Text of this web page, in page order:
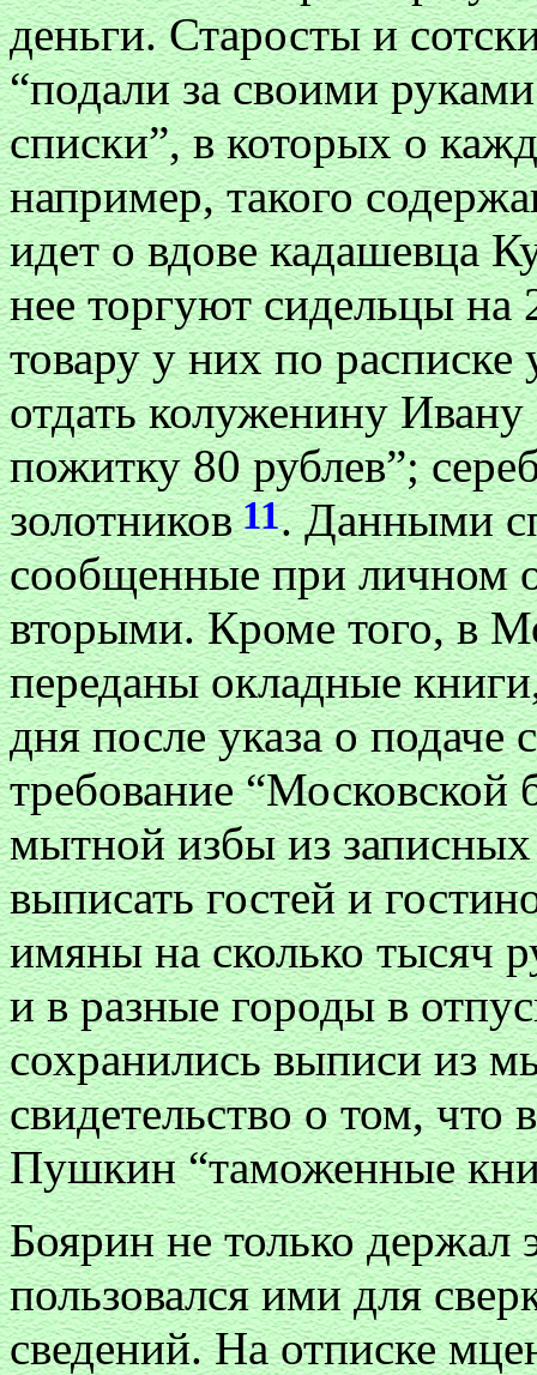
деньги. Старосты и
“подали за своими
списки”, в которых о
например, такого
идет о вдове кадашевца
нее торгуют сидельцы на
товару у них по
отдать колуженину
пожитку 80 рублев”;
золотников11. Данными
сообщенные при личном
вторыми. Кроме того, в
переданы окладные
дня после указа о подаче
требование
мытной избы из
выписать гостей и
имяны на сколько тысяч
и в разные городы в
сохранились выписи из
свидетельство о том,
Пушкин “таможенные
Боярин не только держал
пользовался ими для
сведений. На отписке